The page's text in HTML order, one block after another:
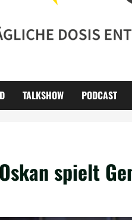
TALKSHOW PODCAST
spielt